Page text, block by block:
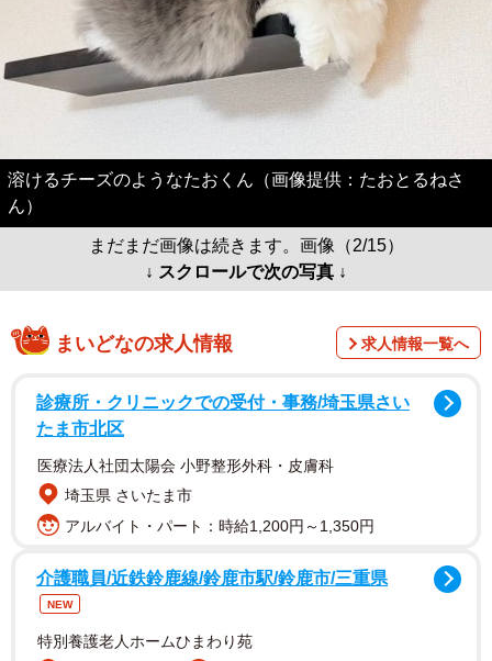
溶けるチーズのようなたおくん（画像提供：たおとるねさ
ん）
まだまだ画像は続きます。画像（2/15）
↓ スクロールで次の写真 ↓
まいどなの求人情報 求人情報一覧へ
診療所・クリニックでの受付・事務/埼玉県さい
たま市北区
医療法人社団太陽会 小野整形外科・皮膚科
埼玉県 さいたま市
アルバイト・パート：時給1,200円～1,350円
介護職員/近鉄鈴鹿線/鈴鹿市駅/鈴鹿市/三重県
NEW
特別養護老人ホームひまわり苑